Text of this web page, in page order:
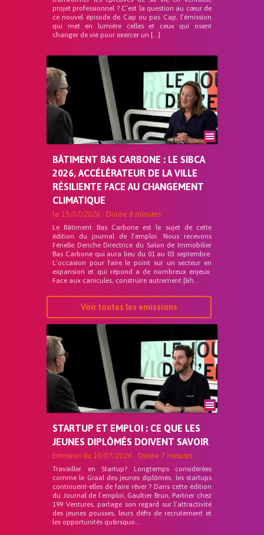
projet professionnel ? C’est la question au cœur de
ce nouvel épisode de Cap ou pas Cap, l’émission
qui met en lumière celles et ceux qui osent
changer de vie pour exercer un […]
BÂTIMENT BAS CARBONE : LE SIBCA
2026, ACCÉLÉRATEUR DE LA VILLE
RÉSILIENTE FACE AU CHANGEMENT
CLIMATIQUE
le 15/07/2026 - Durée 8 minutes
Le Bâtiment Bas Carbone est le sujet de cette
édition du journal de l’emploi. Nous recevons
Férielle Deriche Directrice du Salon de Immobilier
Bas Carbone qui aura lieu du 01 au 03 septembre.
L’occasion pour faire le point sur un secteur en
expansion et qui répond a de nombreux enjeux.
Face aux canicules, construire autrement [&h...
Voir toutes les emissions
STARTUP ET EMPLOI : CE QUE LES
JEUNES DIPLÔMÉS DOIVENT SAVOIR
Emission du 10/07/2026 - Durée 7 minutes
Travailler en Startup? Longtemps considérées
comme le Graal des jeunes diplômés, les startups
continuent-elles de faire rêver ? Dans cette édition
du Journal de l’emploi, Gaultier Brun, Partner chez
199 Ventures, partage son regard sur l’attractivité
des jeunes pousses, leurs défis de recrutement et
les opportunités qu&rsquo...